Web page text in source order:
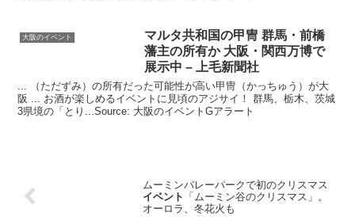
大阪のイベント
マルタ共和国の甲冑 群馬・前橋
藩主の所有か 大阪 ・関西万博で
展示中 – 上毛新聞社
... （ただずみ）の所有だった可能性が高い甲冑（かっちゅう）が大
阪 ... お酒が楽しめるイベントに見頃のアジサイ！ 群馬、栃木、茨城
3県境の「とり...Source: 大阪のイベントGアラート
ムーミンバレーパークで初のクリスマス
イベント 「ムーミン谷のクリスマス」。
オーロラ、冬花火も